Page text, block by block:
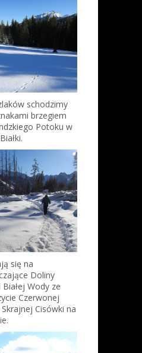
schodzimy
brzegiem
Potoku w
się na
Doliny
Wody ze
Czerwonej
Skrajnej Cisówki na